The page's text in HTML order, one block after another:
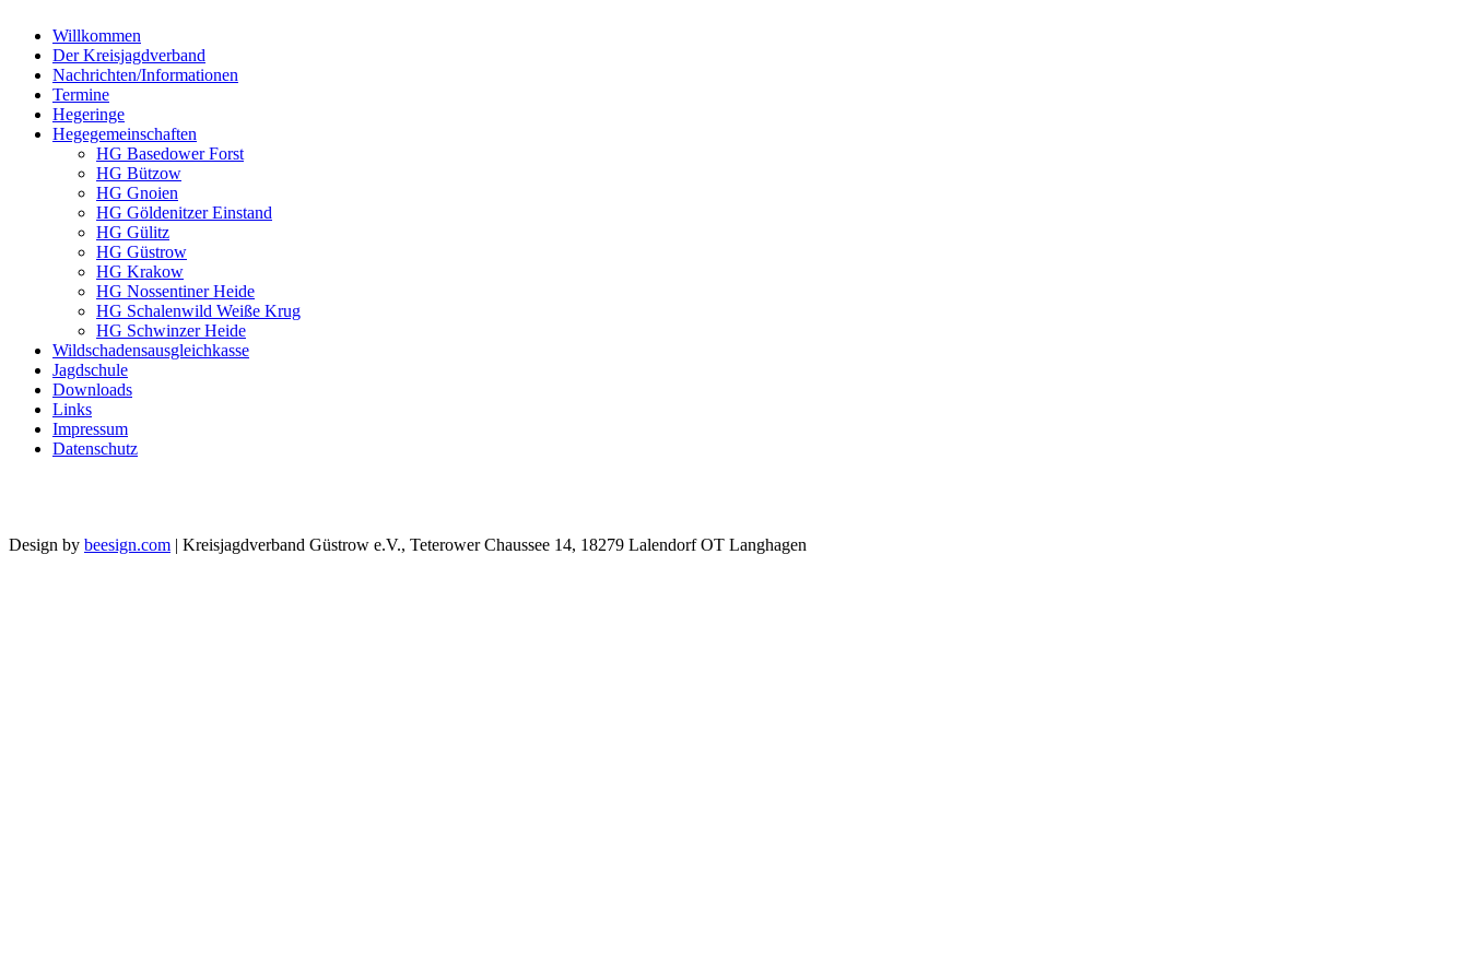
Willkommen
Der Kreisjagdverband
Nachrichten/Informationen
Termine
Hegeringe
Hegegemeinschaften
HG Basedower Forst
HG Bützow
HG Gnoien
HG Göldenitzer Einstand
HG Gülitz
HG Güstrow
HG Krakow
HG Nossentiner Heide
HG Schalenwild Weiße Krug
HG Schwinzer Heide
Wildschadensausgleichkasse
Jagdschule
Downloads
Links
Impressum
Datenschutz
Design by beesign.com | Kreisjagdverband Güstrow e.V., Teterower Chaussee 14, 18279 Lalendorf OT Langhagen